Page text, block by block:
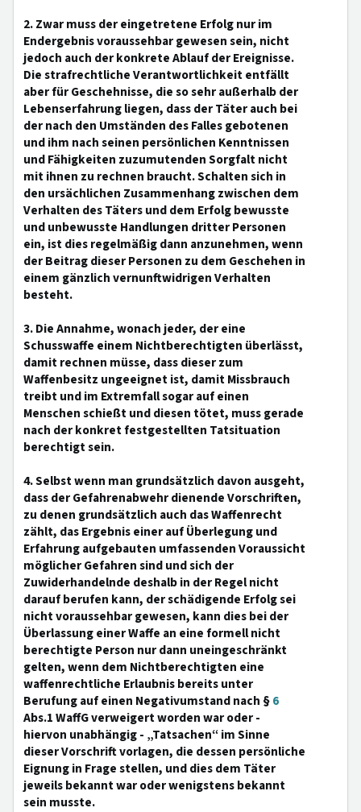
2. Zwar muss der eingetretene Erfolg nur im
Endergebnis voraussehbar gewesen sein, nicht
jedoch auch der konkrete Ablauf der Ereignisse.
Die strafrechtliche Verantwortlichkeit entfällt
aber für Geschehnisse, die so sehr außerhalb der
Lebenserfahrung liegen, dass der Täter auch bei
der nach den Umständen des Falles gebotenen
und ihm nach seinen persönlichen Kenntnissen
und Fähigkeiten zuzumutenden Sorgfalt nicht
mit ihnen zu rechnen braucht. Schalten sich in
den ursächlichen Zusammenhang zwischen dem
Verhalten des Täters und dem Erfolg bewusste
und unbewusste Handlungen dritter Personen
ein, ist dies regelmäßig dann anzunehmen, wenn
der Beitrag dieser Personen zu dem Geschehen in
einem gänzlich vernunftwidrigen Verhalten
besteht.
3. Die Annahme, wonach jeder, der eine
Schusswaffe einem Nichtberechtigten überlässt,
damit rechnen müsse, dass dieser zum
Waffenbesitz ungeeignet ist, damit Missbrauch
treibt und im Extremfall sogar auf einen
Menschen schießt und diesen tötet, muss gerade
nach der konkret festgestellten Tatsituation
berechtigt sein.
4. Selbst wenn man grundsätzlich davon ausgeht,
dass der Gefahrenabwehr dienende Vorschriften,
zu denen grundsätzlich auch das Waffenrecht
zählt, das Ergebnis einer auf Überlegung und
Erfahrung aufgebauten umfassenden Voraussicht
möglicher Gefahren sind und sich der
Zuwiderhandelnde deshalb in der Regel nicht
darauf berufen kann, der schädigende Erfolg sei
nicht voraussehbar gewesen, kann dies bei der
Überlassung einer Waffe an eine formell nicht
berechtigte Person nur dann uneingeschränkt
gelten, wenn dem Nichtberechtigten eine
waffenrechtliche Erlaubnis bereits unter
Berufung auf einen Negativumstand nach §6
Abs.1 WaffG verweigert worden war oder -
hiervon unabhängig - „Tatsachen“ im Sinne
dieser Vorschrift vorlagen, die dessen persönliche
Eignung in Frage stellen, und dies dem Täter
jeweils bekannt war oder wenigstens bekannt
sein musste.